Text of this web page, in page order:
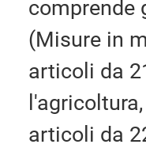
comprende
(Misure in
articoli da
articoli da